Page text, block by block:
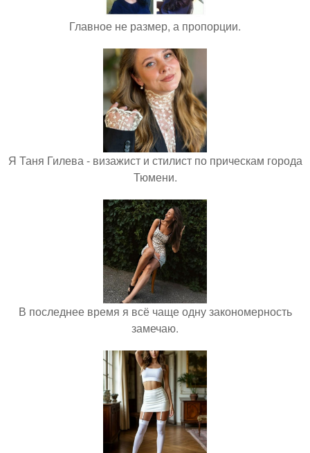
Главное не размер, а пропорции.
Я Таня Гилева - визажист и стилист по прическам города
Тюмени.
В последнее время я всё чаще одну закономерность
замечаю.